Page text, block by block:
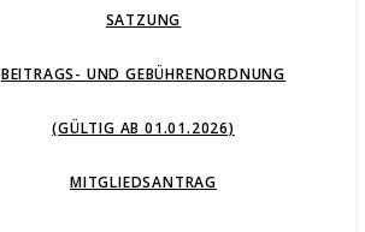
SATZUNG
BEITRAGS- UND GEBÜHRENORDNUNG
(GÜLTIG AB 01.01.2026)
MITGLIEDSANTRAG